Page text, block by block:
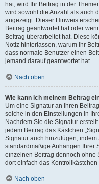
hat, wird Ihr Beitrag in der
wird sowohl die Anzahl als auch
angezeigt. Dieser Hinweis
Beitrag geantwortet hat oder
Beitrag überarbeitet hat. Diese
Notiz hinterlassen, warum Ihr
dass normale Benutzer einen
jemand darauf geantwortet hat.
Nach oben
Wie kann ich meinem Beitrag
Um eine Signatur an Ihren
solche in den Einstellungen in
Nachdem Sie die Signatur
jedem Beitrag das Kästchen
Signatur auch hinzufügen,
standardmäßige Anhängen Ihrer
einzelnen Beitrag dennoch ohne
dort einfach das
Nach oben